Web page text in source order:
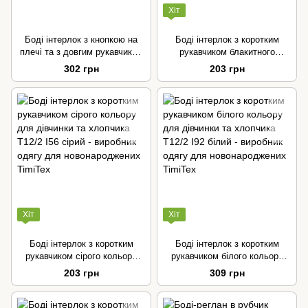
Боді інтерлок з кнопкою на
плечі та з довгим рукавчиком
бежевого кольору для
дівчинки та хлопчика
302 грн
Хіт
Боді інтерлок з коротким
рукавчиком блакитного
кольору для хлопчика
203 грн
Хіт
Боді інтерлок з коротким
рукавчиком сірого кольору
для дівчинки та хлопчика
203 грн
Хіт
Боді інтерлок з коротким
рукавчиком білого кольору
для дівчинки та хлопчика
309 грн